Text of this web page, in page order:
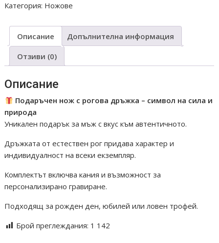
19
Категория: Ножове
Описание Допълнителна информация
Отзиви (0)
Описание
Подаръчен нож с рогова дръжка – символ на сила и
природа
Уникален подарък за мъж с вкус към автентичното.
Дръжката от естествен рог придава характер и
индивидуалност на всеки екземпляр.
Комплектът включва кания и възможност за
персонализирано гравиране.
Подходящ за рожден ден, юбилей или ловен трофей.
Брой преглеждания: 1 142